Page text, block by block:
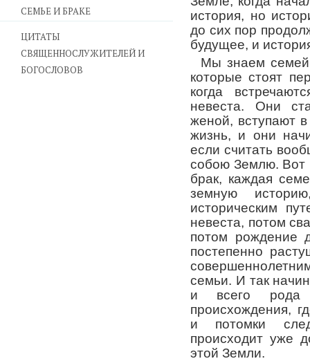
СЕМЬЕ И БРАКЕ
ЦИТАТЫ
СВЯЩЕННОСЛУЖИТЕЛЕЙ И
БОГОСЛОВОВ
история, но
до сих пор
будущее, и
Мы знаем
которые стоят
когда
невеста. Они
женой, вступают
жизнь, и они
если считать
собою Землю. Вот
брак, каждая
земную
историческим
невеста, потом
потом рождение
постепенно
семьи. И так
и всего рода
происхождения,
и потомки
происходит уже
этой Земли.